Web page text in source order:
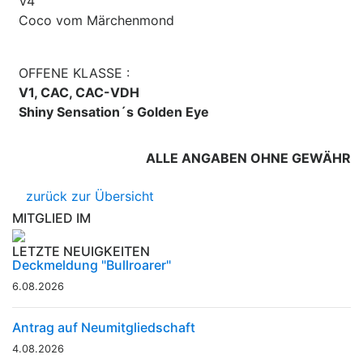
Coco vom Märchenmond
OFFENE KLASSE :
V1, CAC, CAC-VDH
Shiny Sensation´s Golden Eye
ALLE ANGABEN OHNE GEWÄHR
zurück zur Übersicht
MITGLIED IM
LETZTE NEUIGKEITEN
Deckmeldung "Bullroarer"
6.08.2026
Antrag auf Neumitgliedschaft
4.08.2026